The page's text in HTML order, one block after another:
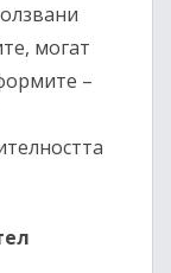
могат
–